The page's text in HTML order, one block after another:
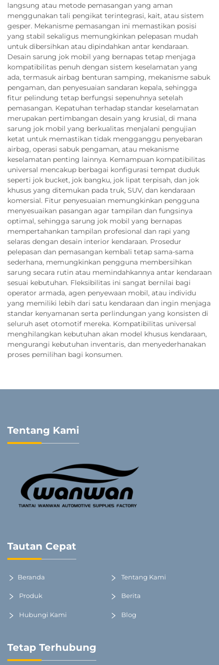
langsung atau metode pemasangan yang aman
menggunakan tali pengikat terintegrasi, kait, atau sistem
gesper. Mekanisme pemasangan ini memastikan posisi
yang stabil sekaligus memungkinkan pelepasan mudah
untuk dibersihkan atau dipindahkan antar kendaraan.
Desain sarung jok mobil yang bernapas tetap menjaga
kompatibilitas penuh dengan sistem keselamatan yang
ada, termasuk airbag benturan samping, mekanisme sabuk
pengaman, dan penyesuaian sandaran kepala, sehingga
fitur pelindung tetap berfungsi sepenuhnya setelah
pemasangan. Kepatuhan terhadap standar keselamatan
merupakan pertimbangan desain yang krusial, di mana
sarung jok mobil yang berkualitas menjalani pengujian
ketat untuk memastikan tidak mengganggu penyebaran
airbag, operasi sabuk pengaman, atau mekanisme
keselamatan penting lainnya. Kemampuan kompatibilitas
universal mencakup berbagai konfigurasi tempat duduk
seperti jok bucket, jok bangku, jok lipat terpisah, dan jok
khusus yang ditemukan pada truk, SUV, dan kendaraan
komersial. Fitur penyesuaian memungkinkan pengguna
menyesuaikan pasangan agar tampilan dan fungsinya
optimal, sehingga sarung jok mobil yang bernapas
mempertahankan tampilan profesional dan rapi yang
selaras dengan desain interior kendaraan. Prosedur
pelepasan dan pemasangan kembali tetap sama-sama
sederhana, memungkinkan pengguna membersihkan
sarung secara rutin atau memindahkannya antar kendaraan
sesuai kebutuhan. Fleksibilitas ini sangat bernilai bagi
operator armada, agen penyewaan mobil, atau individu
yang memiliki lebih dari satu kendaraan dan ingin menjaga
standar kenyamanan serta perlindungan yang konsisten di
seluruh aset otomotif mereka. Kompatibilitas universal
menghilangkan kebutuhan akan model khusus kendaraan,
mengurangi kebutuhan inventaris, dan menyederhanakan
proses pemilihan bagi konsumen.
Tentang Kami
Tautan Cepat
Beranda Tentang Kami
Produk Berita
Hubungi Kami Blog
Tetap Terhubung